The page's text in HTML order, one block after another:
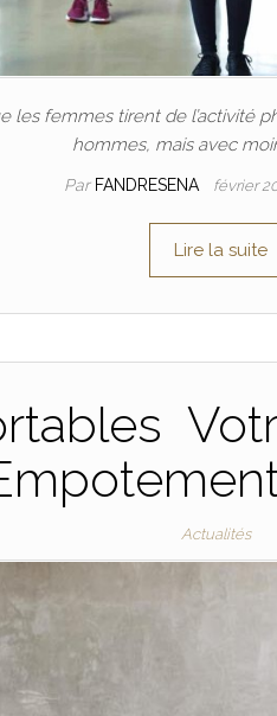
les femmes tirent de l’activité
hommes, mais avec
Par FANDRESENA février
Lire la suite
Actualités